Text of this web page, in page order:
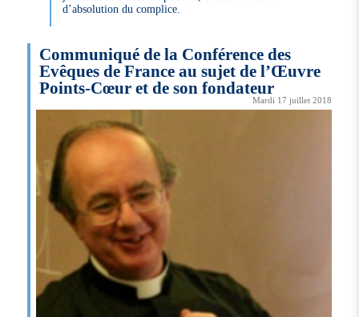
d’absolution du complice.
Communiqué de la Conférence des
Evêques de France au sujet de l’Œuvre
Points-Cœur et de son fondateur
Mardi 17 juillet 2018